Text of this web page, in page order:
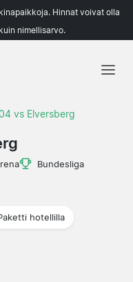
Hinnat voivat olla
nimellisarvo.
vs Elversberg
Bundesliga
hotellilla